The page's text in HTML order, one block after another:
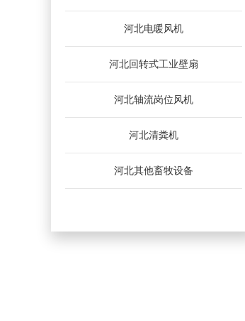
河北电暖风机
河北回转式工业壁扇
河北轴流岗位风机
河北清粪机
河北其他畜牧设备